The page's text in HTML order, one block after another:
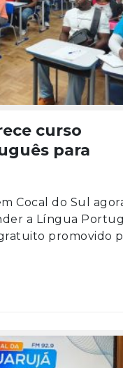
curso
para
Cocal do Sul
a Língua
promovido